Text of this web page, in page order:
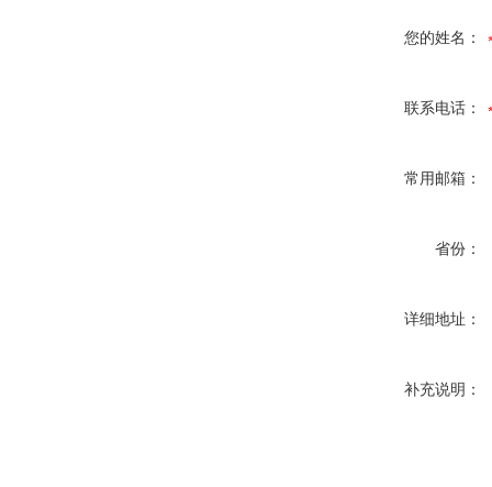
您的姓名：
联系电话：
常用邮箱：
省份：
详细地址：
补充说明：